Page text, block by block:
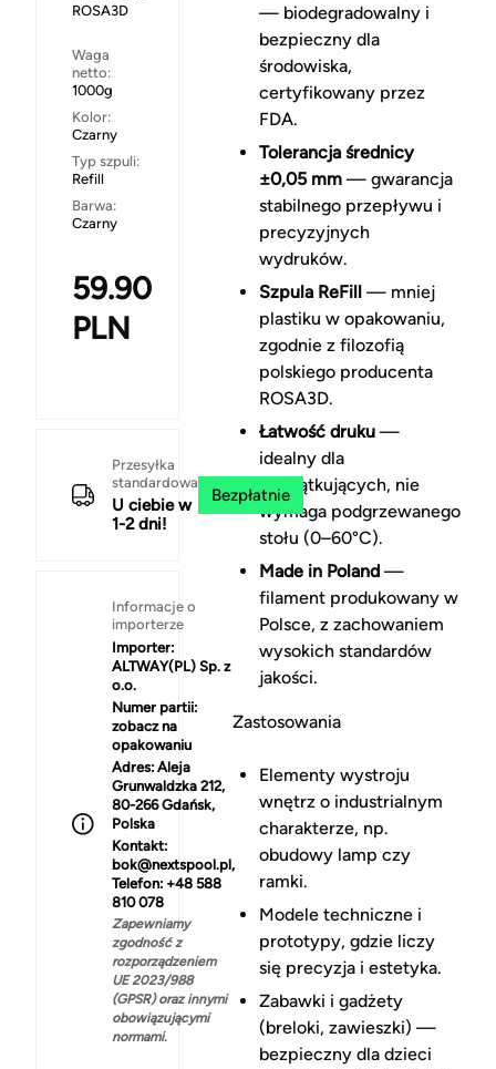
ROSA3D
Waga
netto:
1000g
Kolor:
Czarny
Typ szpuli:
Refill
Barwa:
Czarny
59.90
PLN
Przesyłka
standardowa
U ciebie w
1-2 dni!
Bezpłatnie
Informacje o
importerze
Importer:
ALTWAY(PL) Sp. z
o.o.
Numer partii:
zobacz na
opakowaniu
Adres: Aleja
Grunwaldzka 212,
80-266 Gdańsk,
Polska
Kontakt:
bok@nextspool.pl,
Telefon: +48 588
810 078
Zapewniamy
zgodność z
rozporządzeniem
UE 2023/988
(GPSR) oraz innymi
obowiązującymi
normami.
— biodegradowalny i
bezpieczny dla
środowiska,
certyfikowany przez
FDA.
Tolerancja średnicy
±0,05 mm— gwarancja
stabilnego przepływu i
precyzyjnych
wydruków.
Szpula ReFill— mniej
plastiku w opakowaniu,
zgodnie z filozofią
polskiego producenta
ROSA3D.
Łatwość druku—
idealny dla
początkujących, nie
wymaga podgrzewanego
stołu (0–60°C).
Made in Poland—
filament produkowany w
Polsce, z zachowaniem
wysokich standardów
jakości.
Zastosowania
Elementy wystroju
wnętrz o industrialnym
charakterze, np.
obudowy lamp czy
ramki.
Modele techniczne i
prototypy, gdzie liczy
się precyzja i estetyka.
Zabawki i gadżety
(breloki, zawieszki) —
bezpieczny dla dzieci